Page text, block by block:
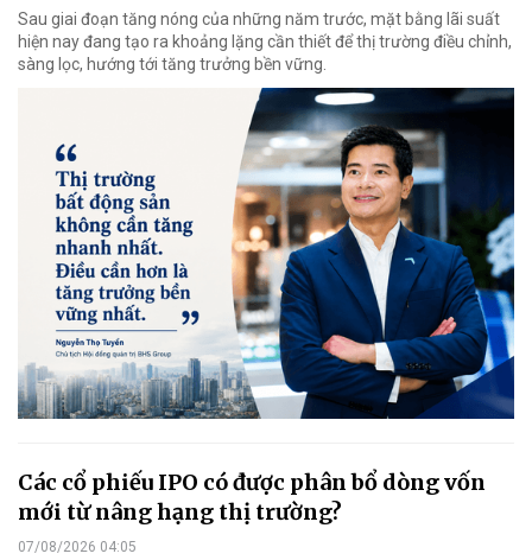
Sau giai đoạn tăng nóng của những năm trước, mặt bằng lãi suất
hiện nay đang tạo ra khoảng lặng cần thiết để thị trường điều chỉnh,
sàng lọc, hướng tới tăng trưởng bền vững.
Các cổ phiếu IPO có được phân bổ dòng vốn
mới từ nâng hạng thị trường?
07/08/2026 04:05